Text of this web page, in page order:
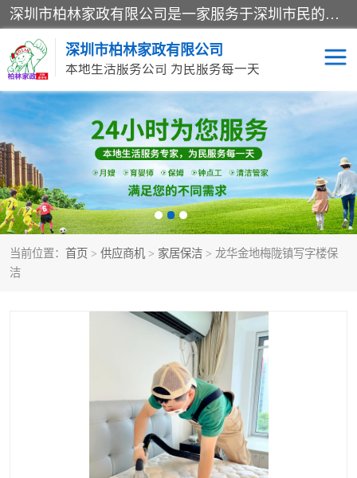
深圳市柏林家政有限公司是一家服务于深圳市民的专业家政公司。致力于为客户提供高质量、多维度的家庭服务，包括养老、母婴、月嫂育婴早教、康复理疗、家电清洗和保洁等方面的专业服务。
深圳市柏林家政有限公司
本地生活服务公司 为民服务每一天
当前位置： 首页 > 供应商机 > 家居保洁 > 龙华金地梅陇镇写字楼保
洁
家居保洁 护工月嫂
家庭保姆 家政服务